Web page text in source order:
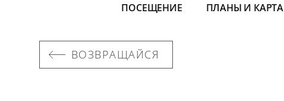
ПОСЕЩЕНИЕ ПЛАНЫ И КАРТА
ВОЗВРАЩАЙСЯ